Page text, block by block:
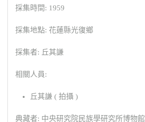
採集時間: 1959
採集地點: 花蓮縣光復鄉
採集者: 丘其謙
相關人員:
丘其謙 ( 拍攝 )
典藏者: 中央研究院民族學研究所博物館